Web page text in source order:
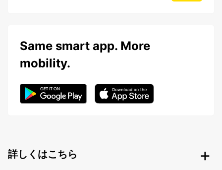
Same smart app. More
mobility.
詳しくはこちら